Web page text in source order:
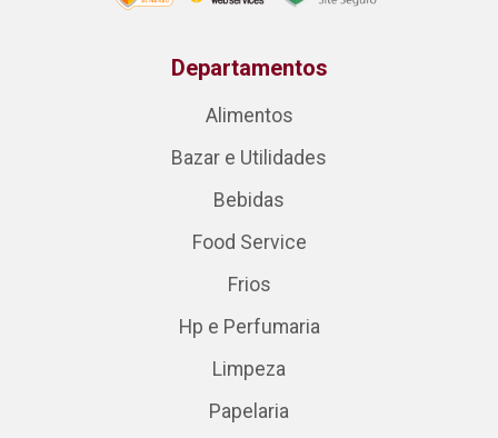
Departamentos
Alimentos
Bazar e Utilidades
Bebidas
Food Service
Frios
Hp e Perfumaria
Limpeza
Papelaria